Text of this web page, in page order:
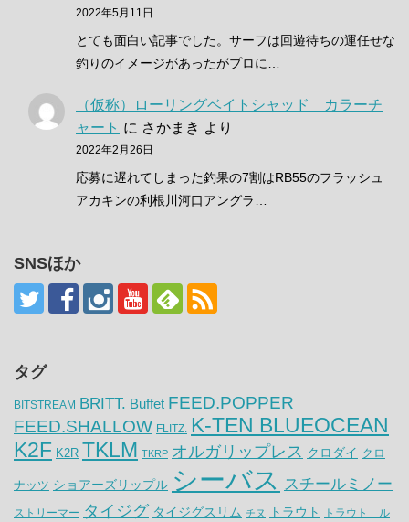
2022年5月11日
とても面白い記事でした。サーフは回遊待ちの運任せな
釣りのイメージがあったがプロに…
（仮称）ローリングベイトシャッド カラーチ
ャート に さかまき より
2022年2月26日
応募に遅れてしまった釣果の7割はRB55のフラッシュ
アカキンの利根川河口アングラ…
SNSほか
タグ
BITSTREAM BRITT. Buffet FEED.POPPER
FEED.SHALLOW FLITZ. K-TEN BLUEOCEAN
K2F K2R TKLM TKRP オルガリップレス クロダイ クロ
ナッツ ショアーズリップル シーバス スチールミノー
ストリーマー タイジグ タイジグスリム チヌ トラウト トラウト ル